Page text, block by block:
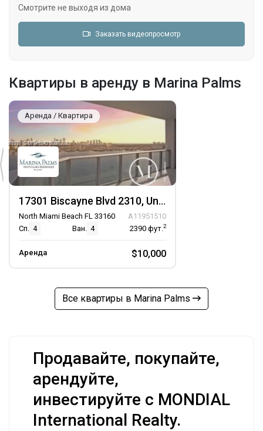
Смотрите не выходя из дома
Заказать видеопросмотр
Квартиры в аренду в Marina Palms
Аренда / Квартира
17301 Biscayne Blvd 2310, Unit 2310
North Miami Beach FL 33160
A11951510
Сп. 4 Ван. 4 2390 фут.2
Аренда $10,000
Все квартиры в Marina Palms
Продавайте, покупайте,
арендуйте,
инвестируйте с MONDIAL
International Realty.